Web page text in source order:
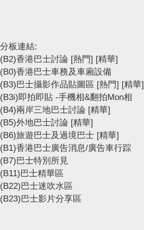
分板連結:
(B2)香港巴士討論 [熱門] [精華]
(B0)香港巴士車務及車廂設備
(B3)巴士攝影作品貼圖區 [熱門] [精華]
(B3i)即拍即貼 -手機相&翻拍Mon相
(B4)兩岸三地巴士討論 [精華]
(B5)外地巴士討論 [精華]
(B6)旅遊巴士及過境巴士 [精華]
(B1)香港巴士廣告消息/廣告車行踪
(B7)巴士特別所見
(B11)巴士精華區
(B22)巴士迷吹水區
(B23)巴士影片分享區